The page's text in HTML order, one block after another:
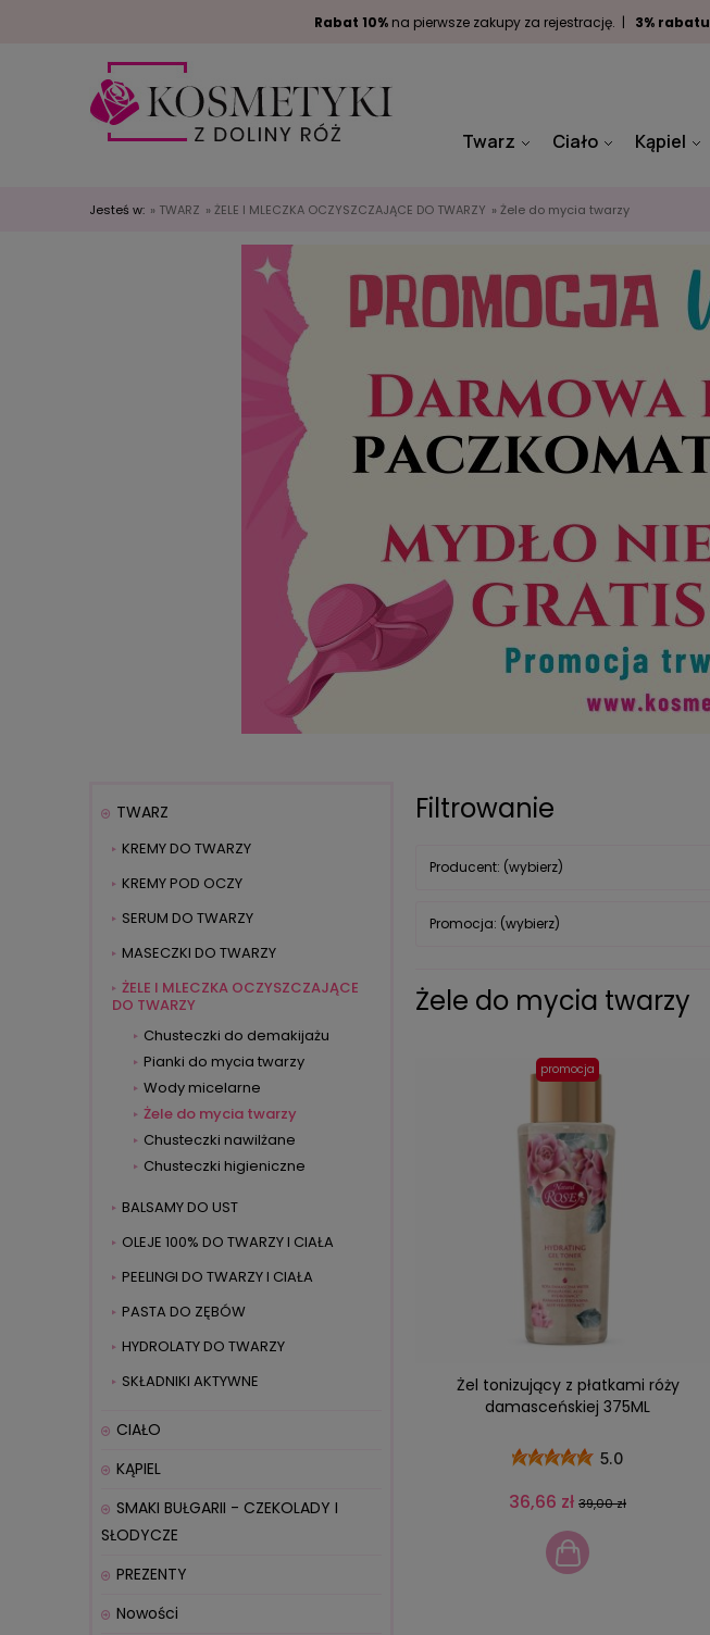
Rabat 10% na pierwsze zakupy za rejestrację. | 3% rabatu
Twarz Ciało Kąpiel
Jesteś w: » TWARZ » ŻELE I MLECZKA OCZYSZCZAJĄCE DO TWARZY » Żele do mycia twarzy
TWARZ
KREMY DO TWARZY
KREMY POD OCZY
SERUM DO TWARZY
MASECZKI DO TWARZY
ŻELE I MLECZKA OCZYSZCZAJĄCE
DO TWARZY
Chusteczki do demakijażu
Pianki do mycia twarzy
Wody micelarne
Żele do mycia twarzy
Chusteczki nawilżane
Chusteczki higieniczne
BALSAMY DO UST
OLEJE 100% DO TWARZY I CIAŁA
PEELINGI DO TWARZY I CIAŁA
PASTA DO ZĘBÓW
HYDROLATY DO TWARZY
SKŁADNIKI AKTYWNE
CIAŁO
KĄPIEL
SMAKI BUŁGARII - CZEKOLADY I
SŁODYCZE
PREZENTY
Nowości
Filtrowanie
Producent: (wybierz)
Promocja: (wybierz)
Żele do mycia twarzy
Żel tonizujący z płatkami róży
damasceńskiej 375ML
5.0
36,66 zł 39,00 zł
promocja